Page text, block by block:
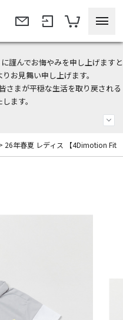
謹んでお悔やみを申し上げますと
お見舞い申し上げます。
さまが平穏な生活を取り戻される
ます。
わせ＞
ンプレゼント！
26年春夏 レディス 【4Dimotion Fit